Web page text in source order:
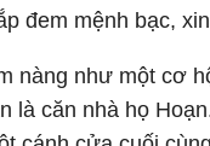
đem mệnh bạc,
nàng như một cơ
là căn nhà họ